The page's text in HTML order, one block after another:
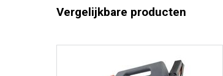
Vergelijkbare producten